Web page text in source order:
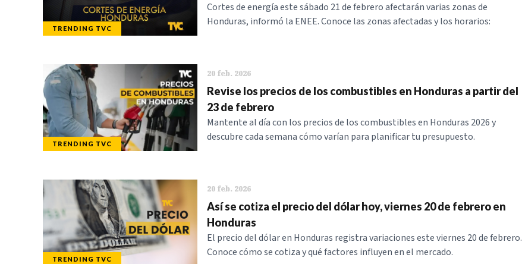
TRENDING TVC
Cortes de energía este sábado 21 de febrero afectarán varias zonas de
Honduras, informó la ENEE. Conoce las zonas afectadas y los horarios:
TRENDING TVC
20 feb. 2026
Revise los precios de los combustibles en Honduras a partir del
23 de febrero
Mantente al día con los precios de los combustibles en Honduras 2026 y
descubre cada semana cómo varían para planificar tu presupuesto.
TRENDING TVC
20 feb. 2026
Así se cotiza el precio del dólar hoy, viernes 20 de febrero en
Honduras
El precio del dólar en Honduras registra variaciones este viernes 20 de febrero.
Conoce cómo se cotiza y qué factores influyen en el mercado.